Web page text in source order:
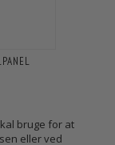
bruge for at
eller ved